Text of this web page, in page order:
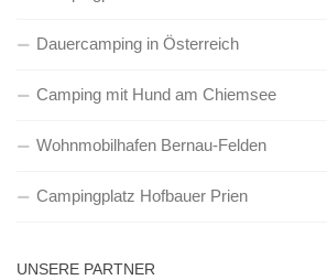
Dauercamping in Österreich
Camping mit Hund am Chiemsee
Wohnmobilhafen Bernau-Felden
Campingplatz Hofbauer Prien
UNSERE PARTNER